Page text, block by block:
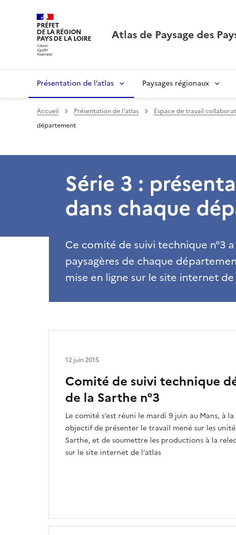
PRÉFET
DE LA RÉGION
PAYS DE LA LOIRE Atlas de Paysage des
Présentation de l’atlas Paysages régionaux
Accueil Présentation de l’atlas Espace de travail
département
Série 3 :
dans chaque
Ce comité de suivi technique n°3
paysagères de chaque
mise en ligne sur le site internet de
Comité de suivi technique
de la Sarthe n°3
Le comité s’est réuni le mardi 9 juin au Mans, à
objectif de présenter le travail mené sur les
Sarthe, et de soumettre les productions à la
sur le site internet de l’atlas
12 juin 2015